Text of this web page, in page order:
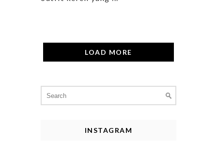
LOAD MORE
for:
INSTAGRAM